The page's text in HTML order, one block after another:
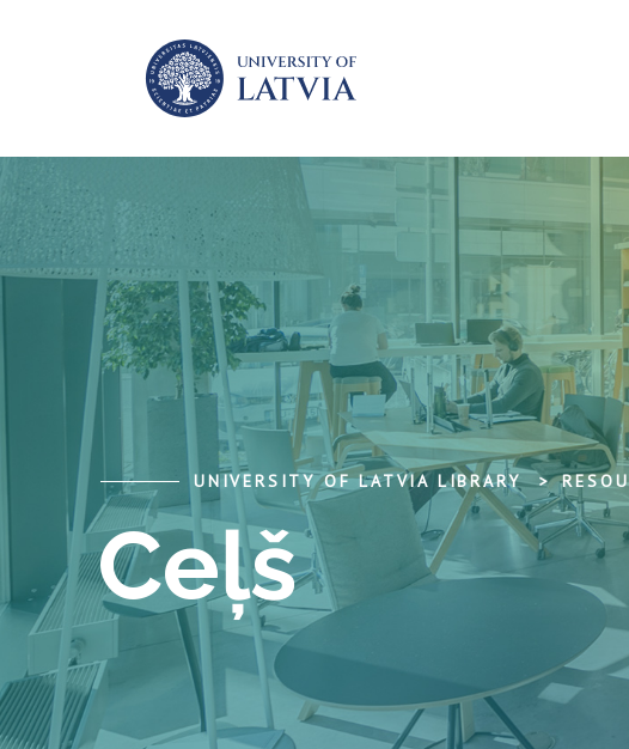
UNIVERSITY OF LATVIA LIBRARY
Ceļš